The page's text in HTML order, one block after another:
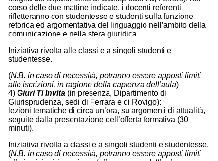
corso delle due mattine indicate, i docenti referenti
rifletteranno con studentesse e studenti sulla funzione
retorica ed argomentativa del linguaggio nell’ambito della
comunicazione e nella sfera giuridica.
Iniziativa rivolta alle classi e a singoli studenti e
studentesse.
(N.B. in caso di necessità, potranno essere apposti limiti
alle iscrizioni, in ragione della capienza dell’aula)
4) Giuri Ti Invita (in presenza, Dipartimento di
Giurisprudenza, sedi di Ferrara e di Rovigo):
lezioni tematiche di circa un’ora, su argomenti di attualità,
seguite dalla presentazione dell’offerta formativa (30
minuti).
Iniziativa rivolta a classi e a singoli studenti e studentesse.
(N.B. in caso di necessità, potranno essere apposti limiti